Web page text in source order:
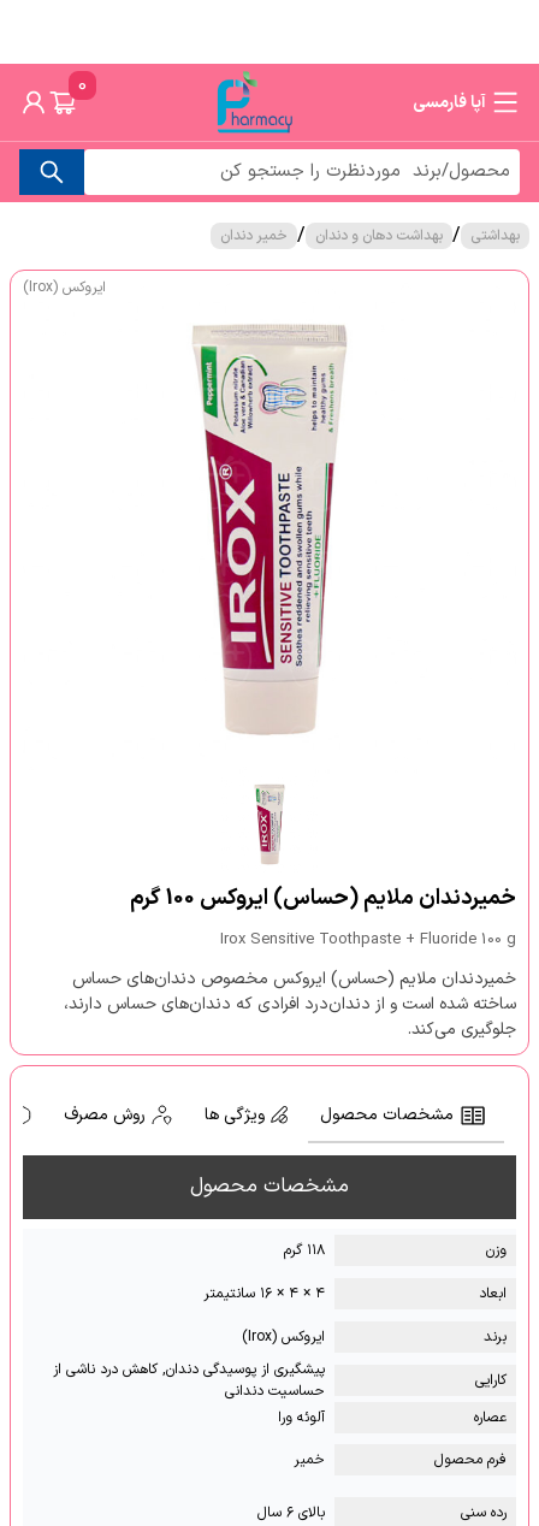
آپا فارمسی
0
بهداشتی / بهداشت دهان و دندان / خمیر دندان
ایروکس (Irox)
خمیردندان ملایم (حساس) ایروکس 100 گرم
Irox Sensitive Toothpaste + Fluoride 100 g
خمیردندان ملایم (حساس) ایروکس مخصوص دندان‌های حساس
ساخته شده است و از دندان‌درد افرادی که دندان‌های حساس دارند،
جلوگیری می‌کند.
مشخصات محصول ویژگی ها روش مصرف
مشخصات محصول
وزن
۱۱۸ گرم
ابعاد
۴ × ۴ × ۱۶ سانتیمتر
برند
ایروکس (Irox)
کارایی
پیشگیری از پوسیدگی دندان, کاهش درد ناشی از
حساسیت دندانی
عصاره
آلوئه ورا
فرم محصول
خمیر
رده سنی
بالای ۶ سال